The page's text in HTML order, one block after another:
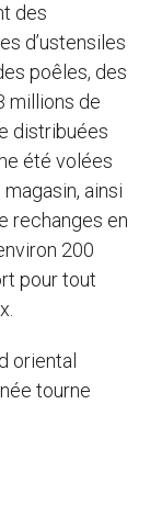
des
d’ustensiles
poêles, des
millions de
distribuées
été volées
ainsi
rechanges en
200
pour tout
oriental
tourne